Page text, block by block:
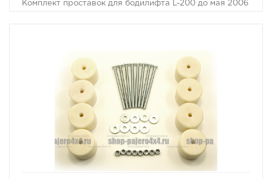
Комплект проставок для бодилифта L-200 до мая 2006
В комплект проставок для бодилифта L-200 до мая
2006 входят сами проставки, а также а также болты,
гайки и шайбы для крепления.
Характеристики Комплекта проставок для бодилифта
L-200 до мая 2006:
· Высота проставки: 6 см
· Кол-во проставок: 14 шт
· Материал: капролон